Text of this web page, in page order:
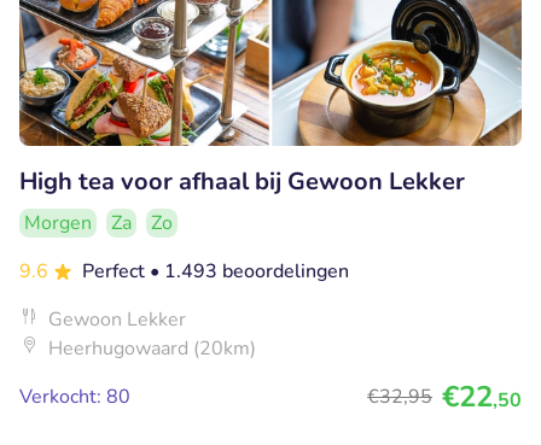
High tea voor afhaal bij Gewoon Lekker
Morgen Za
Zo
9.6
Perfect • 1.493 beoordelingen
Gewoon Lekker
Heerhugowaard (20km)
Verkocht: 80
€32,95 €22,50